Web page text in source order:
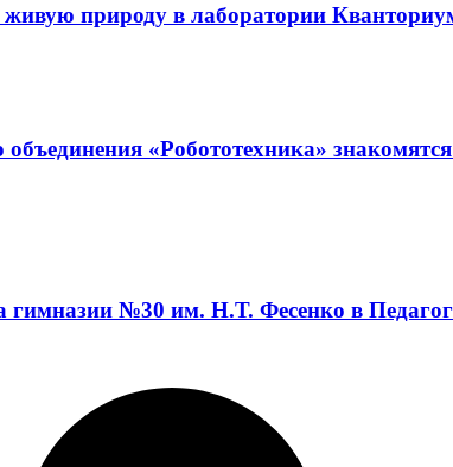
природу в лаборатории
«Робототехника»
гимназии №30 им. Н.Т. Фесенко в